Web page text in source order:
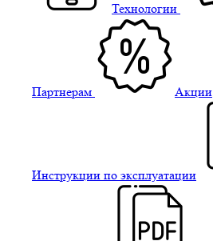
Технологии
Партнерам Акции
Инструкции по эксплуатации